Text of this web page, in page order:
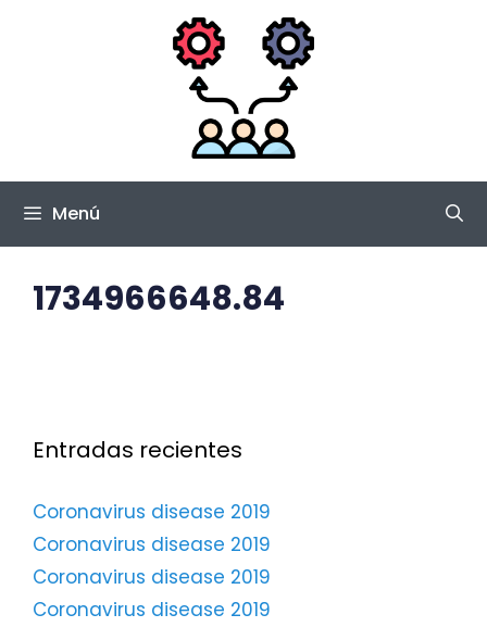
Menú
1734966648.84
Entradas recientes
Coronavirus disease 2019
Coronavirus disease 2019
Coronavirus disease 2019
Coronavirus disease 2019